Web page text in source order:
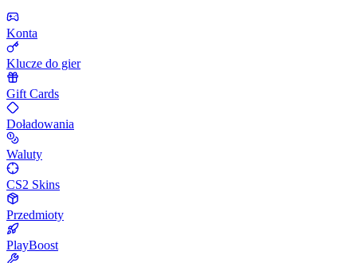
Konta
Klucze do gier
Gift Cards
Doładowania
Waluty
CS2 Skins
Przedmioty
PlayBoost